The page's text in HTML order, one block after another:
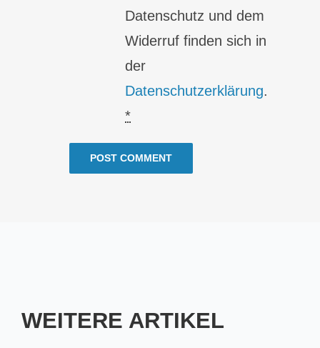
Datenschutz und dem
Widerruf finden sich in
der
Datenschutzerklärung.
*
WEITERE ARTIKEL